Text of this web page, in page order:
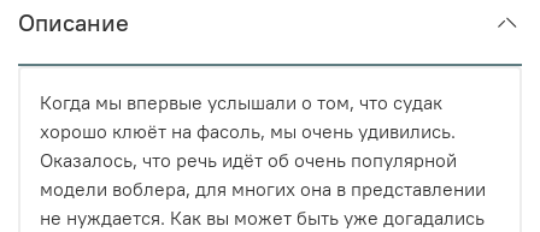
Описание
Когда мы впервые услышали о том, что судак
хорошо клюёт на фасоль, мы очень удивились.
Оказалось, что речь идёт об очень популярной
модели воблера, для многих она в представлении
не нуждается. Как вы может быть уже догадались